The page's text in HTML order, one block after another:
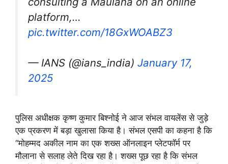
platform,…
pic.twitter.com/18GxWOABZ3
— IANS (@ians_india) January 17,
2025
पुलिस अधीक्षक कृष्ण कुमार बिश्नोई ने आज संभल वायलेंस से जुड़े
एक प्रकरण में बड़ा खुलासा किया है। संभल एसपी का कहना है कि
“मोहम्मद अकील नाम का एक शख्स ऑनलाइन प्लेटफॉर्म पर
मौलाना से सलाह लेते दिख रहा है। शख्स पूछ रहा है कि संभल